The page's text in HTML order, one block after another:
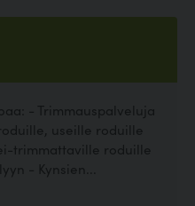
- Trimmauspalveluja
useille roduille
trimmattaville roduille
- Kynsien...